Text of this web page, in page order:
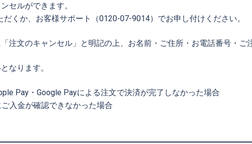
セルができます。
だくか、お客様サポート（0120-07-9014）でお申し付けください。
注文のキャンセル」と明記の上、お名前・ご住所・お電話番号・ご
なります。
Pay・Google Payによる注文で決済が完了しなかった場合
入金が確認できなかった場合